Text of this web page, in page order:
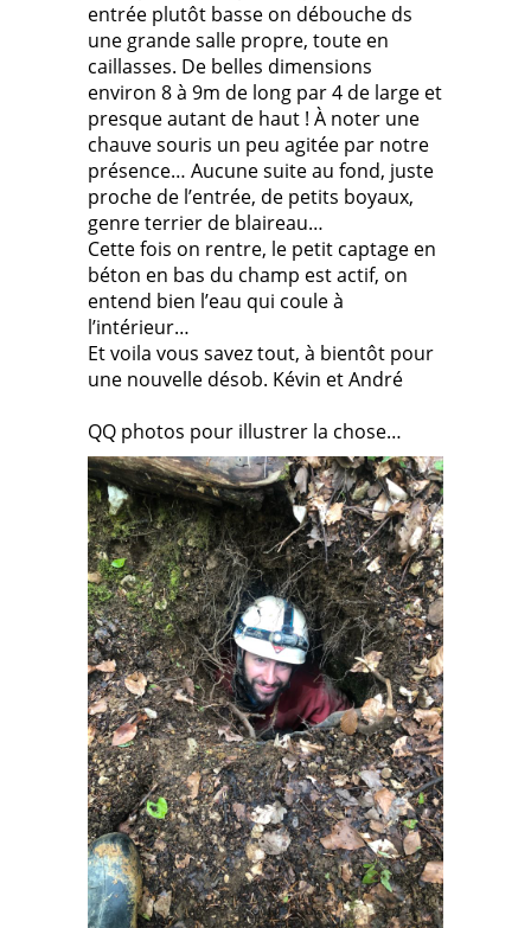
entrée plutôt basse on débouche ds
une grande salle propre, toute en
caillasses. De belles dimensions
environ 8 à 9m de long par 4 de large et
presque autant de haut ! À noter une
chauve souris un peu agitée par notre
présence… Aucune suite au fond, juste
proche de l’entrée, de petits boyaux,
genre terrier de blaireau…
Cette fois on rentre, le petit captage en
béton en bas du champ est actif, on
entend bien l’eau qui coule à
l’intérieur…
Et voila vous savez tout, à bientôt pour
une nouvelle désob. Kévin et André
QQ photos pour illustrer la chose…